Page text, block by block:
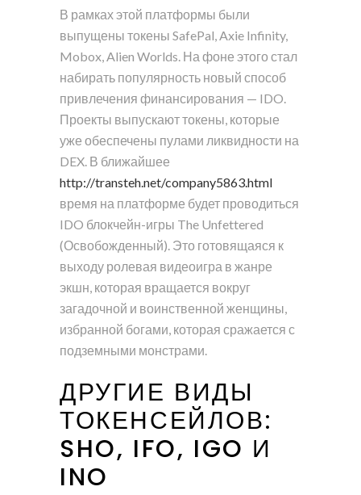
В рамках этой платформы были
выпущены токены SafePal, Axie Infinity,
Mobox, Alien Worlds. На фоне этого стал
набирать популярность новый способ
привлечения финансирования — IDO.
Проекты выпускают токены, которые
уже обеспечены пулами ликвидности на
DEX. В ближайшее
http://transteh.net/company5863.html
время на платформе будет проводиться
IDO блокчейн-игры The Unfettered
(Освобожденный). Это готовящаяся к
выходу ролевая видеоигра в жанре
экшн, которая вращается вокруг
загадочной и воинственной женщины,
избранной богами, которая сражается с
подземными монстрами.
ДРУГИЕ ВИДЫ
ТОКЕНСЕЙЛОВ:
SHO, IFO, IGO И
INO